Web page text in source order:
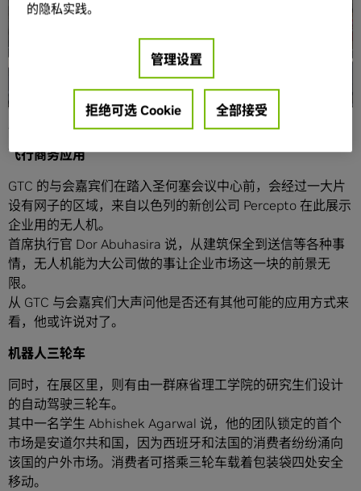
举行的 GPU 技术大会可以见到许多自动驾驶机器。
这些采用
Jetson TX1 嵌入式运算模块
这些新型机器通过云端与服务器连接，利用强大的 GPU 加速
飞行商务应用
GTC 的与会嘉宾们在踏入圣何塞会议中心前，会经过一大片
设有网子的区域，来自以色列的新创公司 Percepto 在此展示
企业用的无人机。
首席执行官 Dor Abuhasira 说，从建筑保全到送信等各种事
情，无人机能为大公司做的事让企业市场这一块的前景无
限。
从 GTC 与会嘉宾们大声问他是否还有其他可能的应用方式来
看，他或许说对了。
机器人三轮车
同时，在展区里，则有由一群麻省理工学院的研究生们设计
的自动驾驶三轮车。
其中一名学生 Abhishek Agarwal 说，他的团队锁定的首个
市场是安道尔共和国，因为西班牙和法国的消费者纷纷涌向
该国的户外市场。消费者可搭乘三轮车载着包装袋四处安全
移动。
的隐私实践。
管理设置
拒绝可选 Cookie 全部接受